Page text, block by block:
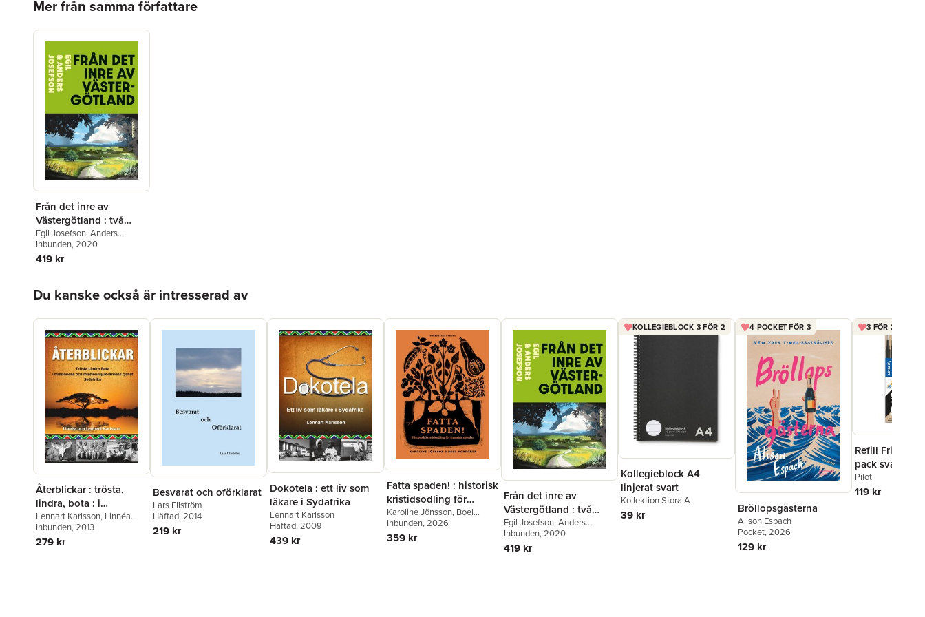
Mer från samma författare
Från det inre av
Västergötland : två
arkeologers färd
genom historien
Egil Josefson,Anders
Josefson
Inbunden, 2020
419 kr
Du kanske också är intresserad av
Återblickar : trösta,
lindra, bota : i
missionens och
missionssjukvårdens
tjänst
Lennart Karlsson, Linnéa
Karlsson,Stina Arvidsson-
Landén,
Göran Filipsson
Inbunden, 2013
279 kr
Besvarat och oförklarat
Lars Ellström
Häftad, 2014
219 kr
Dokotela : ett liv som
läkare i Sydafrika
Lennart Karlsson
Häftad, 2009
439 kr
Fatta spaden! : historisk
kristidsodling för
framtida skördar
Karoline Jönsson, Boel
Nordgren
Inbunden, 2026
359 kr
Från det inre av
Västergötland : två
arkeologers färd
genom historien
Egil Josefson, Anders
Josefson
Inbunden, 2020
419 kr
KOLLEGIEBLOCK 3 FÖR 2
Kollegieblock A4
linjerat svart
Kollektion Stora A
39 kr
4 POCKET FÖR 3
Bröllopsgästerna
Alison Espach
Pocket, 2026
129 kr
3 FÖR 2
Refill Frixion
pack svart
Pilot
119 kr